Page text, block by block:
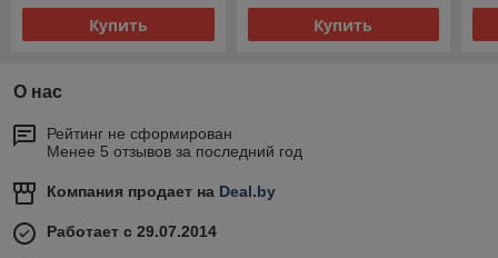
Купить Купить
О нас
Рейтинг не сформирован
Менее 5 отзывов за последний год
Компания продает на Deal.by
Работает с 29.07.2014